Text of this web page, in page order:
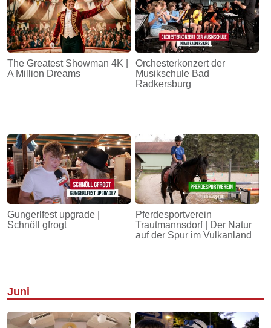
The Greatest Showman 4K |
A Million Dreams
Orchesterkonzert der
Musikschule Bad
Radkersburg
Gungerlfest upgrade |
Schnöll gfrogt
Pferdesportverein
Trautmannsdorf | Der Natur
auf der Spur im Vulkanland
Juni